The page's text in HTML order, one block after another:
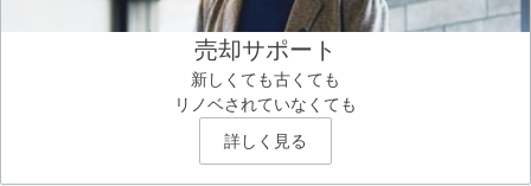
売却サポート
新しくても古くても
リノベされていなくても
詳しく見る